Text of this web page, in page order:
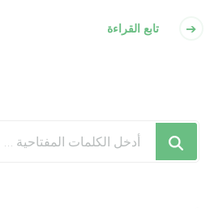
تابع القراءة
تبحث